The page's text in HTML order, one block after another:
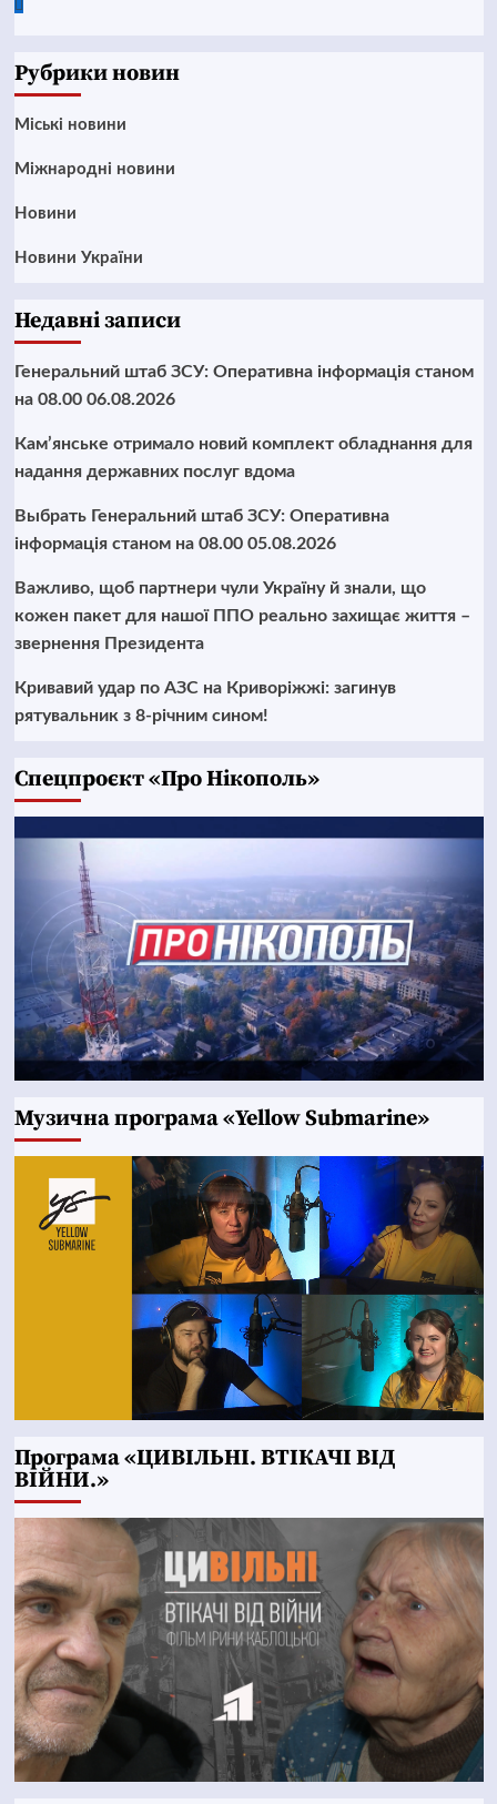
Рубрики новин
Mіські новини
Міжнародні новини
Новини
Новини України
Недавні записи
Генеральний штаб ЗСУ: Оперативна інформація станом
на 08.00 06.08.2026
Кам’янське отримало новий комплект обладнання для
надання державних послуг вдома
Выбрать Генеральний штаб ЗСУ: Оперативна
інформація станом на 08.00 05.08.2026
Важливо, щоб партнери чули Україну й знали, що
кожен пакет для нашої ППО реально захищає життя –
звернення Президента
Кривавий удар по АЗС на Криворіжжі: загинув
рятувальник з 8-річним сином!
Cпецпроєкт «Про Нікополь»
Музична програма «Yellow Submarine»
Програма «ЦИВІЛЬНІ. ВТІКАЧІ ВІД
ВІЙНИ.»